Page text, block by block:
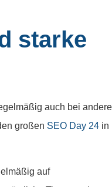
starke
auch bei
großen SEO Day 24 in
auf